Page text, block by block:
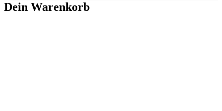
Dein Warenkorb